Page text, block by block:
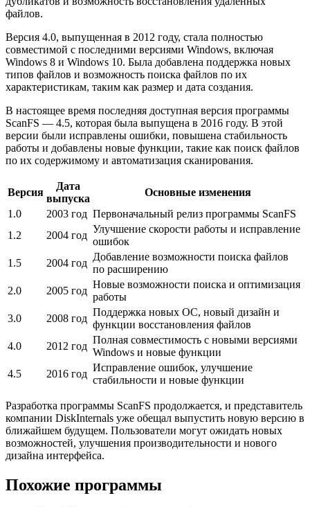
файлов.
Версия 4.0, выпущенная в 2012 году, стала полностью
совместимой с последними версиями Windows, включая
Windows 8 и Windows 10. Была добавлена поддержка новых
типов файлов и возможность поиска файлов по их
характеристикам, таким как размер и дата создания.
В настоящее время последняя доступная версия программы
ScanFS — 4.5, которая была выпущена в 2016 году. В этой
версии были исправлены ошибки, повышена стабильность
работы и добавлены новые функции, такие как поиск файлов
по их содержимому и автоматизация сканирования.
Версия
Дата
выпуска
Основные изменения
1.0
2003 год Первоначальный релиз программы ScanFS
1.2
2004 год
Улучшение скорости работы и исправление
ошибок
1.5
2004 год
Добавление возможности поиска файлов
по расширению
2.0
2005 год
Новые возможности поиска и оптимизация
работы
3.0
2008 год
Поддержка новых ОС, новый дизайн и
функции восстановления файлов
4.0
2012 год
Полная совместимость с новыми версиями
Windows и новые функции
4.5
2016 год
Исправление ошибок, улучшение
стабильности и новые функции
Разработка программы ScanFS продолжается, и представитель
компании DiskInternals уже обещал выпустить новую версию в
ближайшем будущем. Пользователи могут ожидать новых
возможностей, улучшения производительности и нового
дизайна интерфейса.
Похожие программы